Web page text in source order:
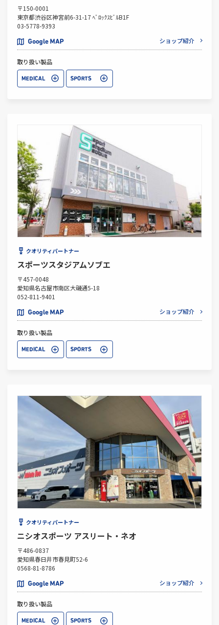
〒150-0001
東京都渋谷区神宮前6-31-17 ﾍﾞﾛｯｸｽﾋﾞﾙB1F
03-5778-9393
Google MAP ショップ紹介
取り扱い製品
MEDICAL SPORTS
クオリティパートナー
スポーツスタジアムソブエ
〒457-0048
愛知県名古屋市南区大磯通5-18
052-811-9401
Google MAP ショップ紹介
取り扱い製品
MEDICAL SPORTS
クオリティパートナー
ニシオスポーツ アスリート・ネオ
〒486-0837
愛知県春日井市春見町52-6
0568-81-8786
Google MAP ショップ紹介
取り扱い製品
MEDICAL SPORTS